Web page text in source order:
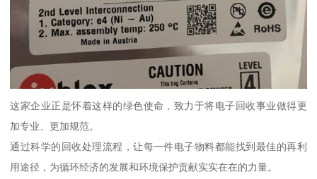
这家企业正是怀着这样的绿色使命，致力于将电子回收事业做得更
加专业、更加规范。
通过科学的回收处理流程，让每一件电子物料都能找到最佳的再利
用途径，为循环经济的发展和环境保护贡献实实在在的力量。